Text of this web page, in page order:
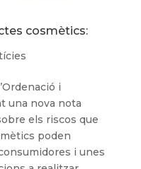
cosmètics:
i
una nova nota
els riscos que
poden
i unes